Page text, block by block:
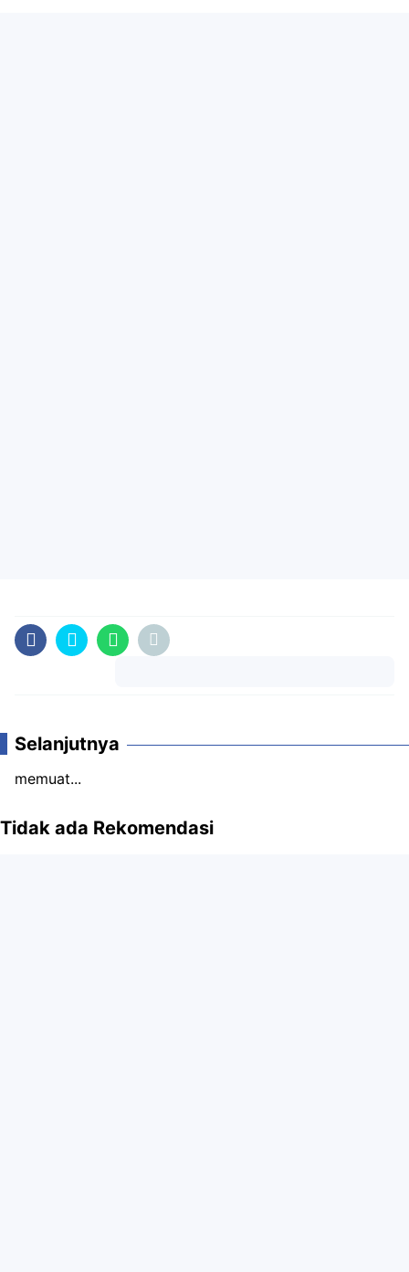
Selanjutnya
memuat...
Tidak ada Rekomendasi